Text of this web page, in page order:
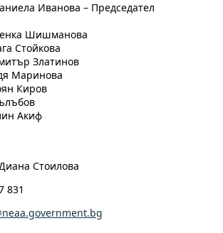
Иванова – Председател
Шишманова
Стойкова
Златинов
Маринова
Киров
Акиф
Стоилова
831